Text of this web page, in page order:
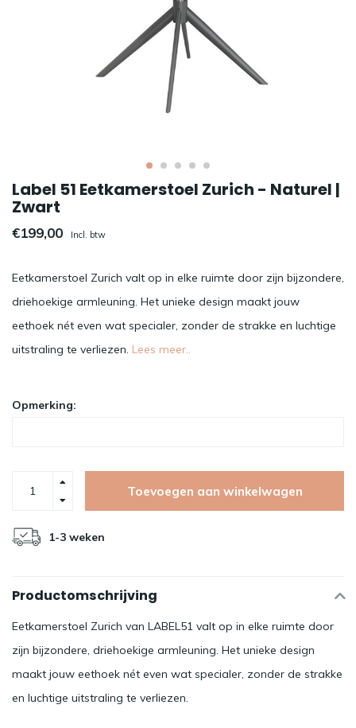
Label 51 Eetkamerstoel Zurich - Naturel |
Zwart
€199,00 Incl. btw
Eetkamerstoel Zurich valt op in elke ruimte door zijn bijzondere,
driehoekige armleuning. Het unieke design maakt jouw
eethoek nét even wat specialer, zonder de strakke en luchtige
uitstraling te verliezen. Lees meer..
Opmerking:
Toevoegen aan winkelwagen
1-3 weken
Productomschrijving
Eetkamerstoel Zurich van LABEL51 valt op in elke ruimte door
zijn bijzondere, driehoekige armleuning. Het unieke design
maakt jouw eethoek nét even wat specialer, zonder de strakke
en luchtige uitstraling te verliezen.